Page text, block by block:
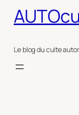
Le blog du culte